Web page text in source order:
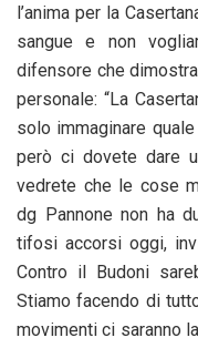
l’anima per la
sangue e non
difensore che
personale: “La
solo immaginare
però ci dovete dare
vedrete che le cose
dg Pannone non ha
tifosi accorsi oggi,
Contro il Budoni
Stiamo facendo di
movimenti ci saranno